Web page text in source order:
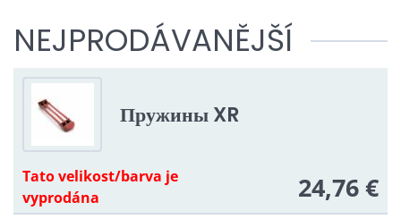
NEJPRODÁVANĚJŠÍ
Пружины XR
Tato velikost/barva je
vyprodána
24,76 €